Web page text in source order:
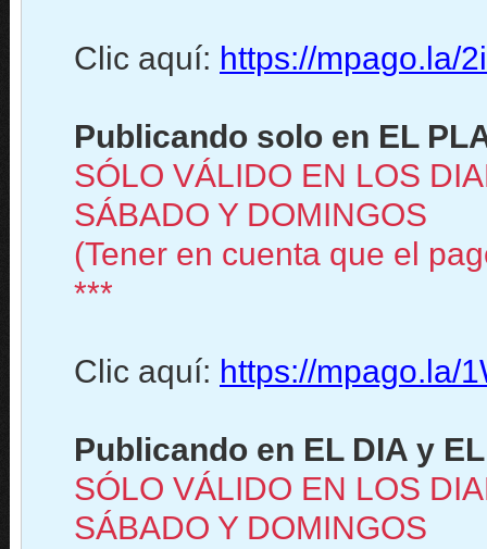
Clic aquí: https://mpago.la/
Publicando solo en EL
SÓLO VÁLIDO EN LOS
SÁBADO Y DOMINGOS
(Tener en cuenta que el
***
Clic aquí: https://mpago.la/
Publicando en EL DIA y
SÓLO VÁLIDO EN LOS
SÁBADO Y DOMINGOS